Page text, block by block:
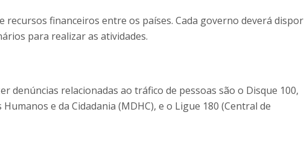
recursos financeiros entre os países. Cada governo deverá dispor
para realizar as atividades.
denúncias relacionadas ao tráfico de pessoas são o Disque 100,
e da Cidadania (MDHC), e o Ligue 180 (Central de